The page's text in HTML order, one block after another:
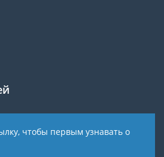
чтобы первым узнавать о